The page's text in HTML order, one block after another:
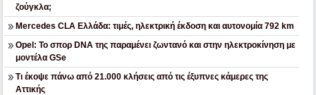
ζούγκλα;
Mercedes CLA Ελλάδα: τιμές, ηλεκτρική έκδοση και αυτονομία 792 km
Opel: Το σπορ DNA της παραμένει ζωντανό και στην ηλεκτροκίνηση με
μοντέλα GSe
Τι έκοψε πάνω από 21.000 κλήσεις από τις έξυπνες κάμερες της
Αττικής